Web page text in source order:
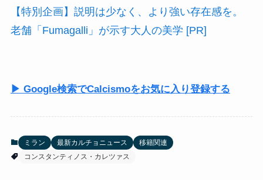
【特別企画】説明は少なく、より強い存在感を。
老舗「Fumagalli」が示す大人の美学 [PR]
▶ Google検索でCalcismoをお気に入り登録する
ミラン 最新カルチョニュース
移籍関連
コンスタンティノス・カレツァス